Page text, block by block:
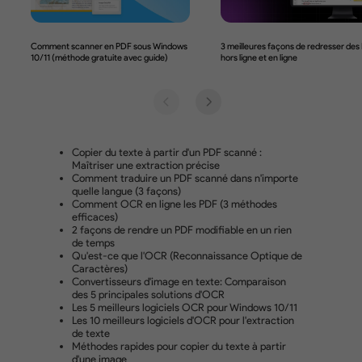
OCR de pointe
L'outil OCR de UPDF se distingue par sa
peuvent traiter sans effort des documents
sélectionner plusieurs jeux de langues pour une
reconnaissance efficace.
Comment partager un PDF
Reconnaissance de 38 langues
Anglais, français, allemand, italien, chinois, etc.
Prise en charge des documents multilingues
Prise en charge de la reconnaissance du texte dans un
multilingue.